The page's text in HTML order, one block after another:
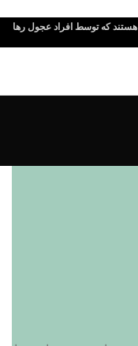
که توسط افراد عجول رها